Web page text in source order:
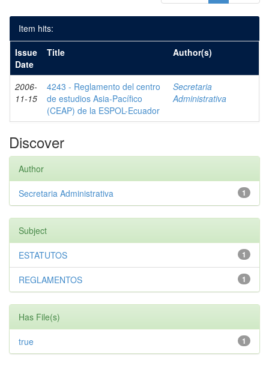
Item hits:
Issue
Date
Title Author(s)
2006-
11-15
4243 - Reglamento del centro
de estudios Asia-Pacífico
(CEAP) de la ESPOL-Ecuador
Secretaria
Administrativa
Discover
Author
1
Secretaria Administrativa
Subject
1
ESTATUTOS
1
REGLAMENTOS
Has File(s)
1
true